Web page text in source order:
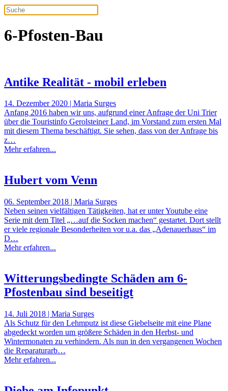
6-Pfosten-Bau
Antike Realität - mobil erleben
14. Dezember 2020 | Maria Surges
Anfang 2016 haben wir uns, aufgrund einer Anfrage der Uni Trier
über die Touristinfo Gerolsteiner Land, im Vorstand zum ersten Mal
mit diesem Thema beschäftigt. Sie sehen, dass von der Anfrage bis
z…
Mehr erfahren...
Hubert vom Venn
06. September 2018 | Maria Surges
Neben seinen vielfältigen Tätigkeiten, hat er unter Youtube eine
Serie mit dem Titel „…auf die Socken machen“ gestartet. Dort stellt
er viele regionale Besonderheiten vor u.a. das „Adenauerhaus“ im
D…
Mehr erfahren...
Witterungsbedingte Schäden am 6-
Pfostenbau sind beseitigt
14. Juli 2018 | Maria Surges
Als Schutz für den Lehmputz ist diese Giebelseite mit eine Plane
abgedeckt worden um größere Schäden in den Herbst- und
Wintermonaten zu verhindern. Als nun in den vergangenen Wochen
die Reparaturarb…
Mehr erfahren...